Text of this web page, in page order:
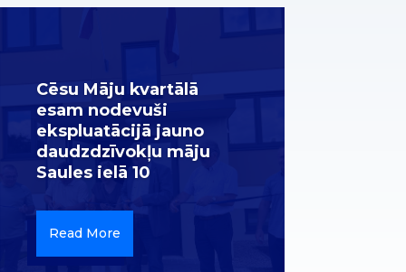
Cēsu Māju kvartālā
esam nodevuši
ekspluatācijā jauno
daudzdzīvokļu māju
Saules ielā 10
Read More